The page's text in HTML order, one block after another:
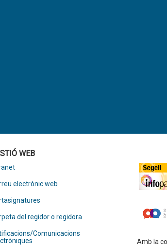
WEB
electrònic web
del regidor o regidora
Comunicacions
Amb la